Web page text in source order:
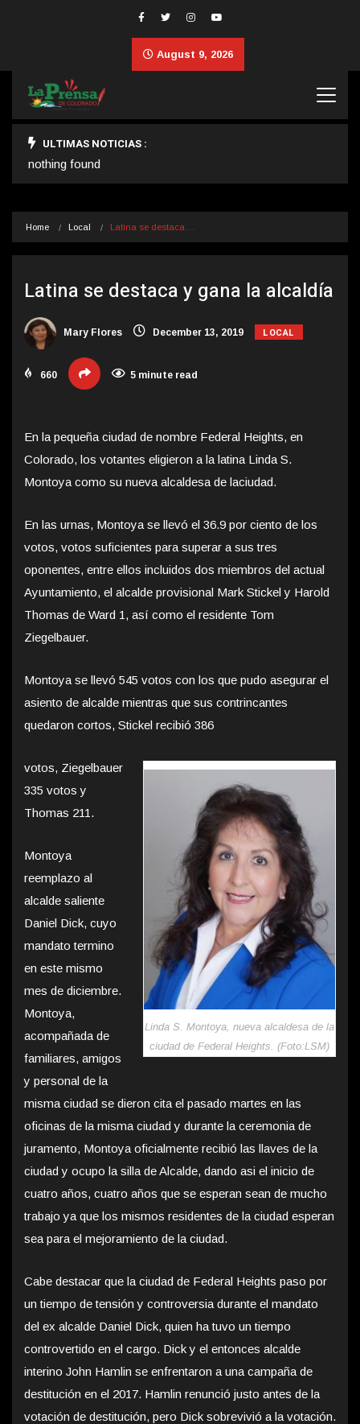
August 9, 2026
ULTIMAS NOTICIAS :
nothing found
Home Local Latina se destaca…
Latina se destaca y gana la alcaldía
Mary Flores December 13, 2019 LOCAL
660 5 minute read
En la pequeña ciudad de nombre Federal Heights, en
Colorado, los votantes eligieron a la latina Linda S.
Montoya como su nueva alcaldesa de laciudad.
En las urnas, Montoya se llevó el 36.9 por ciento de los
votos, votos suficientes para superar a sus tres
oponentes, entre ellos incluidos dos miembros del actual
Ayuntamiento, el alcalde provisional Mark Stickel y Harold
Thomas de Ward 1, así como el residente Tom
Ziegelbauer.
Montoya se llevó 545 votos con los que pudo asegurar el
asiento de alcalde mientras que sus contrincantes
quedaron cortos, Stickel recibió 386
Linda S. Montoya, nueva alcaldesa de la
ciudad de Federal Heights. (Foto:LSM)
votos, Ziegelbauer
335 votos y
Thomas 211.
Montoya
reemplazo al
alcalde saliente
Daniel Dick, cuyo
mandato termino
en este mismo
mes de diciembre.
Montoya,
acompañada de
familiares, amigos
y personal de la
misma ciudad se dieron cita el pasado martes en las
oficinas de la misma ciudad y durante la ceremonia de
juramento, Montoya oficialmente recibió las llaves de la
ciudad y ocupo la silla de Alcalde, dando asi el inicio de
cuatro años, cuatro años que se esperan sean de mucho
trabajo ya que los mismos residentes de la ciudad esperan
sea para el mejoramiento de la ciudad.
Cabe destacar que la ciudad de Federal Heights paso por
un tiempo de tensión y controversia durante el mandato
del ex alcalde Daniel Dick, quien ha tuvo un tiempo
controvertido en el cargo. Dick y el entonces alcalde
interino John Hamlin se enfrentaron a una campaña de
destitución en el 2017. Hamlin renunció justo antes de la
votación de destitución, pero Dick sobrevivió a la votación.